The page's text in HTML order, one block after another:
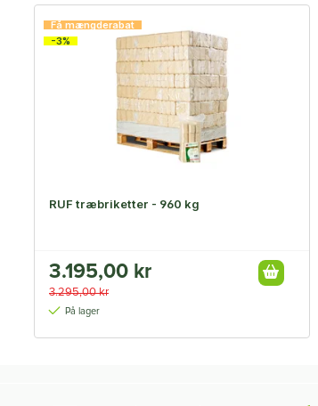
Få mængderabat
-3%
RUF træbriketter - 960 kg
3.195,00 kr
3.295,00 kr
På lager